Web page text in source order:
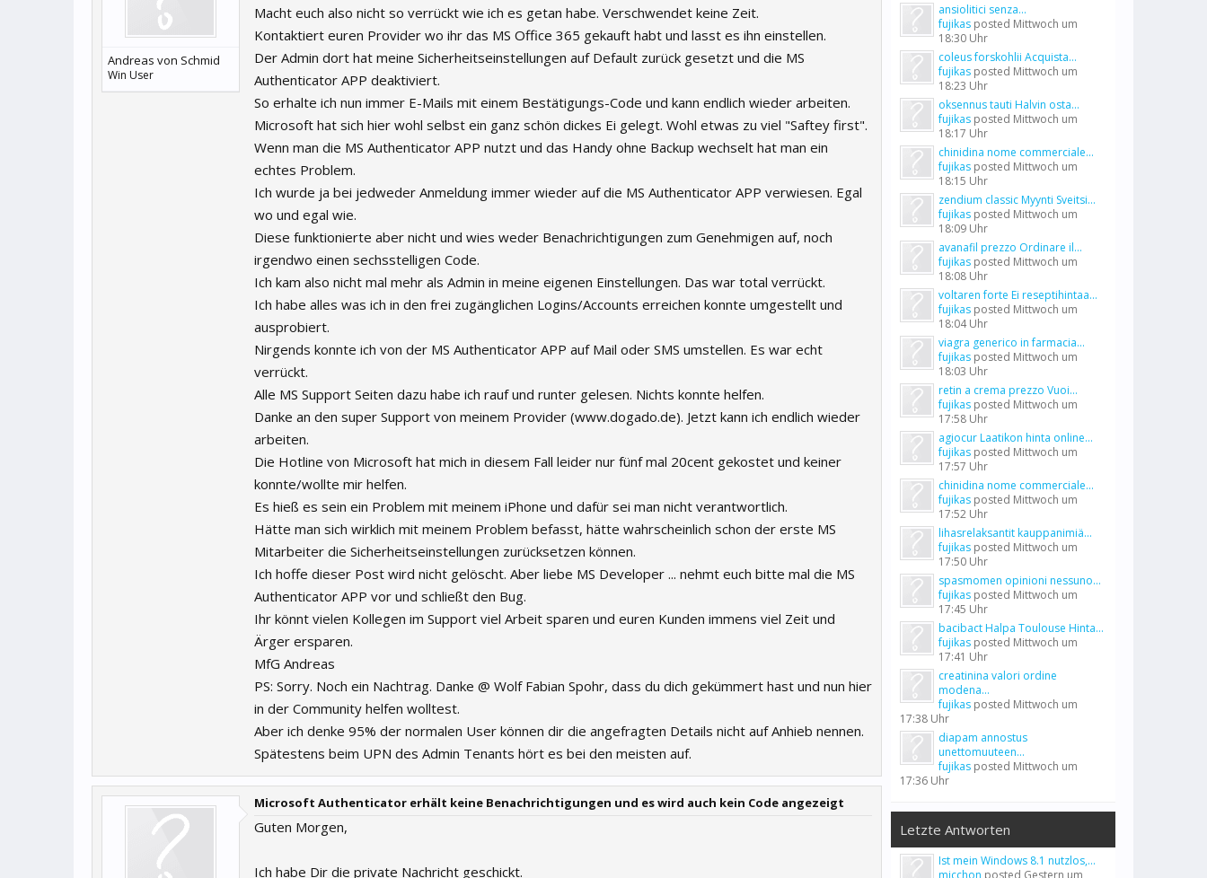
Andreas von Schmid
Win User
Macht euch also nicht so verrückt wie ich es getan habe. Verschwendet keine Zeit.
Kontaktiert euren Provider wo ihr das MS Office 365 gekauft habt und lasst es ihn einstellen.
Der Admin dort hat meine Sicherheitseinstellungen auf Default zurück gesetzt und die MS
Authenticator APP deaktiviert.
So erhalte ich nun immer E-Mails mit einem Bestätigungs-Code und kann endlich wieder arbeiten.
Microsoft hat sich hier wohl selbst ein ganz schön dickes Ei gelegt. Wohl etwas zu viel "Saftey first".
Wenn man die MS Authenticator APP nutzt und das Handy ohne Backup wechselt hat man ein
echtes Problem.
Ich wurde ja bei jedweder Anmeldung immer wieder auf die MS Authenticator APP verwiesen. Egal
wo und egal wie.
Diese funktionierte aber nicht und wies weder Benachrichtigungen zum Genehmigen auf, noch
irgendwo einen sechsstelligen Code.
Ich kam also nicht mal mehr als Admin in meine eigenen Einstellungen. Das war total verrückt.
Ich habe alles was ich in den frei zugänglichen Logins/Accounts erreichen konnte umgestellt und
ausprobiert.
Nirgends konnte ich von der MS Authenticator APP auf Mail oder SMS umstellen. Es war echt
verrückt.
Alle MS Support Seiten dazu habe ich rauf und runter gelesen. Nichts konnte helfen.
Danke an den super Support von meinem Provider (www.dogado.de). Jetzt kann ich endlich wieder
arbeiten.
Die Hotline von Microsoft hat mich in diesem Fall leider nur fünf mal 20cent gekostet und keiner
konnte/wollte mir helfen.
Es hieß es sein ein Problem mit meinem iPhone und dafür sei man nicht verantwortlich.
Hätte man sich wirklich mit meinem Problem befasst, hätte wahrscheinlich schon der erste MS
Mitarbeiter die Sicherheitseinstellungen zurücksetzen können.
Ich hoffe dieser Post wird nicht gelöscht. Aber liebe MS Developer ... nehmt euch bitte mal die MS
Authenticator APP vor und schließt den Bug.
Ihr könnt vielen Kollegen im Support viel Arbeit sparen und euren Kunden immens viel Zeit und
Ärger ersparen.
MfG Andreas
PS: Sorry. Noch ein Nachtrag. Danke @ Wolf Fabian Spohr, dass du dich gekümmert hast und nun hier
in der Community helfen wolltest.
Aber ich denke 95% der normalen User können dir die angefragten Details nicht auf Anhieb nennen.
Spätestens beim UPN des Admin Tenants hört es bei den meisten auf.
Microsoft Authenticator erhält keine Benachrichtigungen und es wird auch kein Code angezeigt
Guten Morgen,
Ich habe Dir die private Nachricht geschickt.
ansiolitici senza...
fujikas posted Mittwoch um
18:30 Uhr
coleus forskohlii Acquista...
fujikas posted Mittwoch um
18:23 Uhr
oksennus tauti Halvin osta...
fujikas posted Mittwoch um
18:17 Uhr
chinidina nome commerciale...
fujikas posted Mittwoch um
18:15 Uhr
zendium classic Myynti Sveitsi...
fujikas posted Mittwoch um
18:09 Uhr
avanafil prezzo Ordinare il...
fujikas posted Mittwoch um
18:08 Uhr
voltaren forte Ei reseptihintaa...
fujikas posted Mittwoch um
18:04 Uhr
viagra generico in farmacia...
fujikas posted Mittwoch um
18:03 Uhr
retin a crema prezzo Vuoi...
fujikas posted Mittwoch um
17:58 Uhr
agiocur Laatikon hinta online...
fujikas posted Mittwoch um
17:57 Uhr
chinidina nome commerciale...
fujikas posted Mittwoch um
17:52 Uhr
lihasrelaksantit kauppanimiä...
fujikas posted Mittwoch um
17:50 Uhr
spasmomen opinioni nessuno...
fujikas posted Mittwoch um
17:45 Uhr
bacibact Halpa Toulouse Hinta...
fujikas posted Mittwoch um
17:41 Uhr
creatinina valori ordine
modena...
fujikas posted Mittwoch um
17:38 Uhr
diapam annostus
unettomuuteen...
fujikas posted Mittwoch um
17:36 Uhr
Letzte Antworten
Ist mein Windows 8.1 nutzlos,...
micchon posted Gestern um